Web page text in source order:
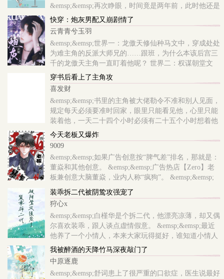
&emsp;&emsp;再次睁眼，时间竟是两年前，此时他还是
十八线小糊咖，凭脸混圈，和20岁影帝秦昕谈地下情。
&emsp;&emsp;但这个影帝男友会冷暴力、pua、劈腿，
借..
快穿：炮灰男配又崩剧情了
云青青兮玉羽
&emsp;&emsp;世界一：龙傲天修仙种马文中，穿成处处
为难主角的反派大师兄的……跟班，为什么本该后宫三
千的龙傲天主角一直盯着他呢？ 世界二：权谋朝堂文
中，他是恶毒愚蠢爱美纨绔假·万人嫌，对照组是品格
高洁才华横溢真·万人迷..
穿书后看上了主角攻
喜发财
&emsp;&emsp;书里的主角被大佬勒令不准和别人见面，
规定每天必须要准时回家，眼里只能看见他，心里只能
装着他，一天二十四个小时必须有二十五个小时想着他
&emsp;&emsp;主角深感折磨，一心想回到自己的白月光
身边，于是，他逃，他追，..
今天老板又爆炸
9009
&emsp;&emsp;如果广告创意按“脾气差”排名，那就是：
董焱和其他创意。 &emsp;&emsp;广告热店【Zero】老
板兼创意大脑董焱，业内人称“疯狗”。 &emsp;&emsp;
哪怕两擒戛纳金狮大奖，业内最广为流传的，依然是他
“百人砍”的传说。 &emsp;&emsp;前商务总监蓄谋跳
槽，..
装乖拆二代被阴鸷攻强宠了
狩心x
&emsp;&emsp;白槿华是个拆二代，他漂亮凉薄，却又偶
尔喜欢装乖，跟人谈点虚情假意。 &emsp;&emsp;最近
他养了一个小情人，本来大家玩得挺好，谁知道小情人
居然演技不好，喝醉了叫出另外一个人的名字。
&emsp;&emsp;那人是秦家掌权者秦邺，豪门望族，..
我被醉酒的天降竹马深夜敲门了
中原逐鹿
&emsp;&emsp;舒词患上了很严重的口欲症，医生说最好